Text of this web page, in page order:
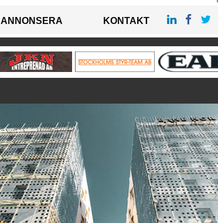
ANNONSERA KONTAKT